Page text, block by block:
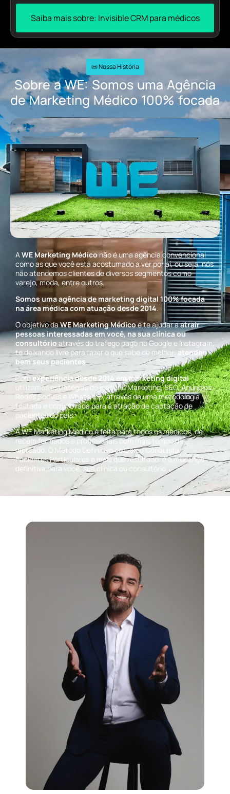
Saiba mais sobre: Invisible CRM para médicos
📜 Nossa História
Sobre a WE: Somos uma Agência
de Marketing Médico 100% focada
AWE Marketing Médico não é uma agência convencional
como as que você está acostumado a ver por aí, ou seja, nós
não atendemos clientes de diversos segmentos como
varejo, moda, entre outros.
Somos uma agência de marketing digital 100% focada
na área médica com atuação desde 2014.
O objetivo daWE Marketing Médicoé te ajudar aatrair
pessoas interessadas em você, na sua clínica ou
consultórioatravés do tráfego pago no Google e Instagram,
te deixando livre para fazer o que sabe de melhor:atender
bem seus pacientes.
Comexperiência desde 2014 em marketing digital
utilizamos estratégias de Inbound Marketing, SEO, Anúncios,
Redes Sociais e WhatsApp, através de uma metodologia
testada e comprovada para a atração de captação de
pacientes do país.
AWE Marketing Médicoé feita para todos os médicos, de
recém formados a profissionais com mais tempo de
mercado. O Método Definitivo de Como Conquistar
Pacientes Particulares é mais que resultado: é a mudança
definitiva para você, sua clínica ou consultório.